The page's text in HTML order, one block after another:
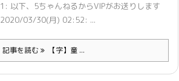
1: 以下、5ちゃんねるからVIPがお送りします
2020/03/30(月) 02:52: ...
記事を読む 【字】童 ...